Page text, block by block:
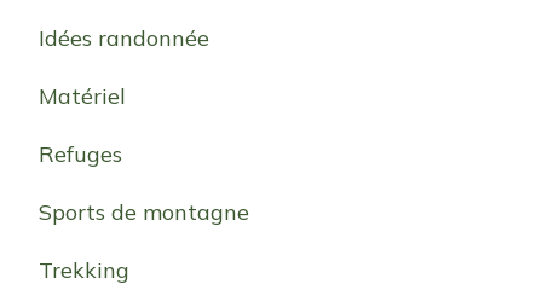
Idées randonnée
Matériel
Refuges
Sports de montagne
Trekking